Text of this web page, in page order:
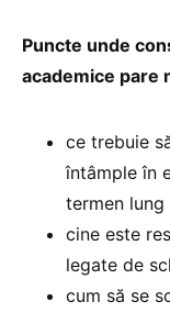
Puncte unde
academice pare
ce trebuie
întâmple în
termen lung
cine este
legate de
cum să se